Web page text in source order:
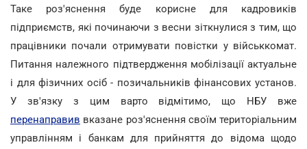
Таке роз'яснення буде корисне для кадровиків
підприємств, які починаючи з весни зіткнулися з тим, що
працівники почали отримувати повістки у військкомат.
Питання належного підтвердження мобілізації актуальне
і для фізичних осіб - позичальників фінансових установ.
У зв'язку з цим варто відмітимо, що НБУ вже
перенаправив вказане роз'яснення своїм територіальним
управлінням і банкам для прийняття до відома щодо